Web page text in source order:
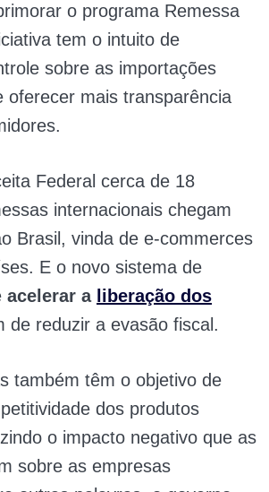
o programa Remessa
tem o intuito de
sobre as importações
oferecer mais transparência
Federal cerca de 18
internacionais chegam
Brasil, vinda de e-commerces
E o novo sistema de
acelerar a liberação dos
de reduzir a evasão fiscal.
também têm o objetivo de
dos produtos
o impacto negativo que as
sobre as empresas